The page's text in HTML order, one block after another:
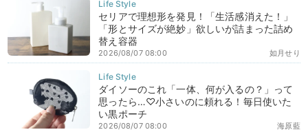
セリアで理想形を発見！「生活感消えた！」
「形とサイズが絶妙」欲しいが詰まった詰め
替え容器
如月せり
2026/08/07 08:00
ダイソーのこれ「一体、何が入るの？」って
思ったら…♡小さいのに頼れる！毎日使いた
い黒ポーチ
海原藍
2026/08/07 08:00